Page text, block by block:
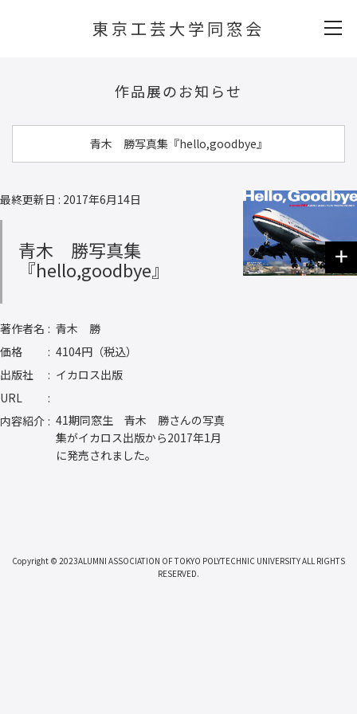
東京工芸大学同窓会
作品展のお知らせ
青木 勝写真集『hello,goodbye』
最終更新日 : 2017年6月14日
青木 勝写真集
『hello,goodbye』
著作者名
青木 勝
価格
4104円（税込）
出版社
イカロス出版
URL
内容紹介
41期同窓生 青木 勝さんの写真
集がイカロス出版から2017年1月
に発売されました。
Copyright © 2023ALUMNI ASSOCIATION OF TOKYO POLYTECHNIC UNIVERSITY ALL RIGHTS
RESERVED.